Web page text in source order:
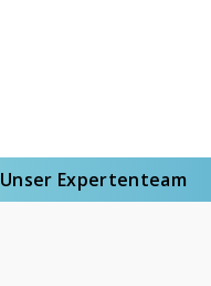
Unser Expertenteam